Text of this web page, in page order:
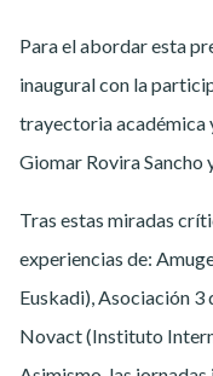
Para el abordar esta
inaugural con la
trayectoria académica
Giomar Rovira Sancho
Tras estas miradas
experiencias de:
Euskadi), Asociación
Novact (Instituto